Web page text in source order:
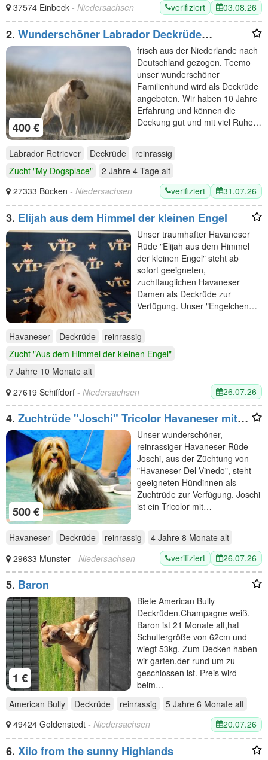
37574 Einbeck - Niedersachsen verifiziert 03.08.26
2. Wunderschöner Labrador Deckrüde
bewiesen und getestet
400 €
frisch aus der Niederlande nach
Deutschland gezogen. Teemo
unser wunderschöner
Familienhund wird als Deckrüde
angeboten. Wir haben 10 Jahre
Erfahrung und können die
Deckung gut und mit viel Ruhe…
Labrador Retriever Deckrüde
reinrassig
Zucht "My Dogsplace"
2 Jahre 4 Tage alt
27333 Bücken - Niedersachsen verifiziert 31.07.26
3. Elijah aus dem Himmel der kleinen Engel
Unser traumhafter Havaneser
Rüde "Elijah aus dem Himmel
der kleinen Engel" steht ab
sofort geeigneten,
zuchttauglichen Havaneser
Damen als Deckrüde zur
Verfügung. Unser "Engelchen…
Havaneser Deckrüde
reinrassig
Zucht "Aus dem Himmel der kleinen Engel"
7 Jahre 10 Monate alt
27619 Schiffdorf - Niedersachsen 26.07.26
4. Zuchtrüde "Joschi" Tricolor Havaneser mit
Charme & Ausstrahlung
500 €
Unser wunderschöner,
reinrassiger Havaneser-Rüde
Joschi, aus der Züchtung von
"Havaneser Del Vinedo", steht
geeigneten Hündinnen als
Zuchtrüde zur Verfügung. Joschi
ist ein Tricolor mit…
Havaneser Deckrüde reinrassig 4 Jahre 8 Monate alt
29633 Munster - Niedersachsen verifiziert 26.07.26
5. Baron
1 €
Biete American Bully
Deckrüden.Champagne weiß.
Baron ist 21 Monate alt,hat
Schultergröße von 62cm und
wiegt 53kg. Zum Decken haben
wir garten,der rund um zu
geschlossen ist. Preis wird
beim…
American Bully
Deckrüde reinrassig 5 Jahre 6 Monate alt
49424 Goldenstedt - Niedersachsen 20.07.26
6. Xilo from the sunny Highlands